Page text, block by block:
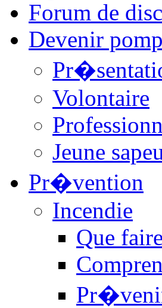
Forum de
Devenir
Volontaire
Jeune
Pr�vention
Incendie
Que